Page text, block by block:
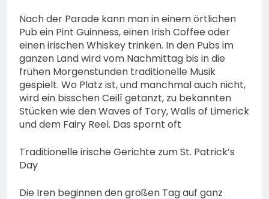
Nach der Parade kann man in einem örtlichen
Pub ein Pint Guinness, einen Irish Coffee oder
einen irischen Whiskey trinken. In den Pubs im
ganzen Land wird vom Nachmittag bis in die
frühen Morgenstunden traditionelle Musik
gespielt. Wo Platz ist, und manchmal auch nicht,
wird ein bisschen Ceilí getanzt, zu bekannten
Stücken wie den Waves of Tory, Walls of Limerick
und dem Fairy Reel. Das spornt oft
Traditionelle irische Gerichte zum St. Patrick’s
Day
Die Iren beginnen den großen Tag auf ganz